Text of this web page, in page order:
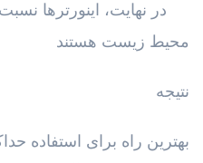
در نهایت، اینورترها نسبت
محیط زیست هستند
نتیجه
بهترین راه برای استفاده